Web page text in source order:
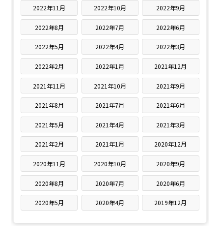
2022年11月 2022年10月 2022年9月
2022年8月 2022年7月 2022年6月
2022年5月 2022年4月 2022年3月
2022年2月 2022年1月 2021年12月
2021年11月 2021年10月 2021年9月
2021年8月 2021年7月 2021年6月
2021年5月 2021年4月 2021年3月
2021年2月 2021年1月 2020年12月
2020年11月 2020年10月 2020年9月
2020年8月 2020年7月 2020年6月
2020年5月 2020年4月 2019年12月